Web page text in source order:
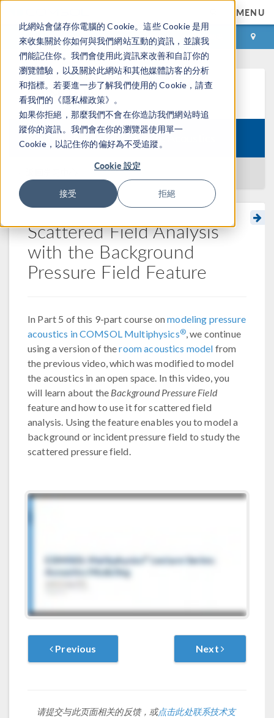
此網站會儲存你電腦的 Cookie。這些 Cookie 是用
來收集關於你如何與我們網站互動的資訊，並讓我
們能記住你。我們會使用此資訊來改善和自訂你的
瀏覽體驗，以及關於此網站和其他媒體訪客的分析
和指標。若要進一步了解我們使用的 Cookie，請查
看我們的《隱私權政策》。
如果你拒絕，那麼我們不會在你造訪我們網站時追
蹤你的資訊。我們會在你的瀏覽器使用單一
Cookie，以記住你的偏好為不受追蹤。
Cookie 設定
接受 拒絕
MENU
登录 咨询与购买
学习中心
Course: Modeling Pressure Acoustics
Scattered Field Analysis
with the Background
Pressure Field Feature
In Part 5 of this 9-part course onmodeling pressure
acoustics in COMSOL Multiphysics®, we continue
using a version of theroom acoustics model from
the previous video, which was modified to model
the acoustics in an open space. In this video, you
will learn about the Background Pressure Field
feature and how to use it for scattered field
analysis. Using the feature enables you to model a
background or incident pressure field to study the
scattered pressure field.
Previous Next
请提交与此页面相关的反馈，或点击此处联系技术支